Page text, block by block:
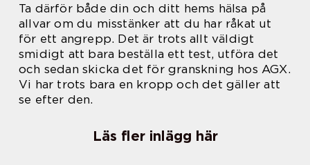
Ta därför både din och ditt hems hälsa på
allvar om du misstänker att du har råkat ut
för ett angrepp. Det är trots allt väldigt
smidigt att bara beställa ett test, utföra det
och sedan skicka det för granskning hos AGX.
Vi har trots bara en kropp och det gäller att
se efter den.
Läs fler inlägg här